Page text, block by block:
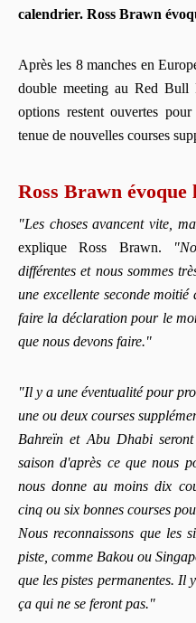
calendrier. Ross Brawn
Après les 8 manches en
double meeting au Red Bull
options restent ouvertes
tenue de nouvelles courses
Ross Brawn évoque
"Les choses avancent vite,
explique Ross Brawn.
différentes et nous sommes
une excellente seconde
faire la déclaration pour le
que nous devons faire."
"Il y a une éventualité pour
une ou deux courses
Bahreïn et Abu Dhabi
saison d'après ce que nous
nous donne au moins dix
cinq ou six bonnes courses
Nous reconnaissons que les
piste, comme Bakou ou
que les pistes permanentes. Il
ça qui ne se feront pas."